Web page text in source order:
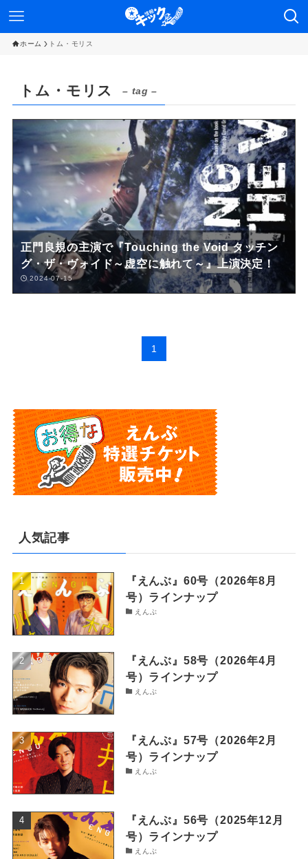
ホーム トム・モリス
トム・モリス – tag –
正門良規の主演で『Touching the Void タッチン
グ・ザ・ヴォイド～虚空に触れて～』上演決定！
2024-07-15
1
人気記事
『えんぶ』60号（2026年8月
号）ラインナップ
えんぶ
『えんぶ』58号（2026年4月
号）ラインナップ
えんぶ
『えんぶ』57号（2026年2月
号）ラインナップ
えんぶ
『えんぶ』56号（2025年12月
号）ラインナップ
えんぶ